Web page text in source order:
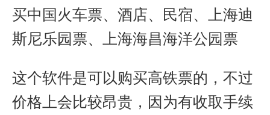
买中国火车票、酒店、民宿、上海迪
斯尼乐园票、上海海昌海洋公园票
这个软件是可以购买高铁票的，不过
价格上会比较昂贵，因为有收取手续